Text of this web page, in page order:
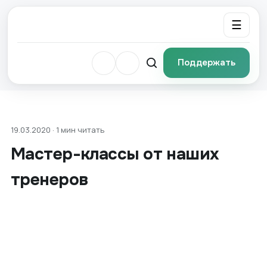
☰
Поддержать
19.03.2020 · 1 мин читать
Мастер-классы от наших
тренеров